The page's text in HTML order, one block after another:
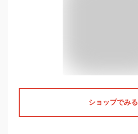
ショップでみる